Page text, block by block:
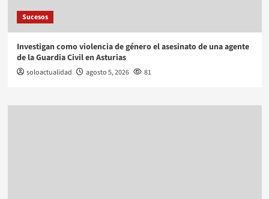
Sucesos
Investigan como violencia de género el asesinato de una agente
de la Guardia Civil en Asturias
soloactualidad agosto 5, 2026 81